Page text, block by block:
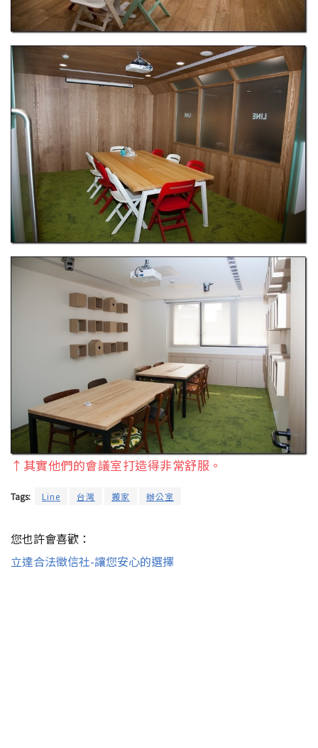
↑其實他們的會議室打造得非常舒服。
Tags: Line 台灣 搬家 辦公室
您也許會喜歡：
立達合法徵信社-讓您安心的選擇